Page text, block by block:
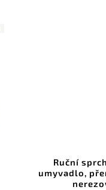
Ruční
umyvadlo,